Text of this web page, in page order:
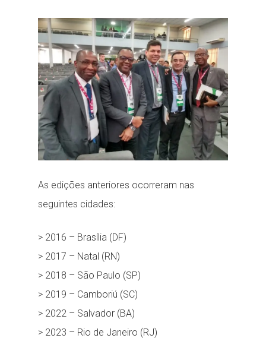
As edições anteriores ocorreram nas
seguintes cidades:
> 2016 – Brasília (DF)
> 2017 – Natal (RN)
> 2018 – São Paulo (SP)
> 2019 – Camboriú (SC)
> 2022 – Salvador (BA)
> 2023 – Rio de Janeiro (RJ)